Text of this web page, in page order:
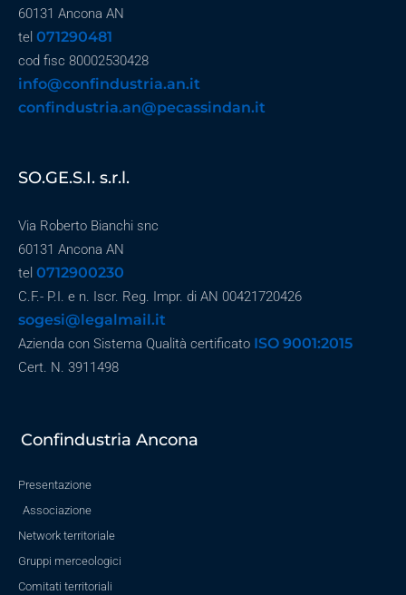
60131 Ancona AN
tel 071290481
cod fisc 80002530428
info@confindustria.an.it
confindustria.an@pecassindan.it
SO.GE.S.I. s.r.l.
Via Roberto Bianchi snc
60131 Ancona AN
tel 0712900230
C.F.- P.I. e n. Iscr. Reg. Impr. di AN 00421720426
sogesi@legalmail.it
Azienda con Sistema Qualità certificato ISO 9001:2015
Cert. N. 3911498
Confindustria Ancona
Presentazione
Associazione
Network territoriale
Gruppi merceologici
Comitati territoriali